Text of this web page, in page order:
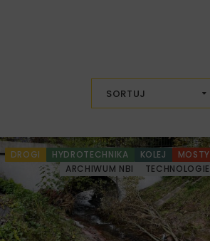
SORTUJ
DROGI HYDROTECHNIKA KOLEJ
MOSTY
ARCHIWUM NBI
TECHNOLOGIE